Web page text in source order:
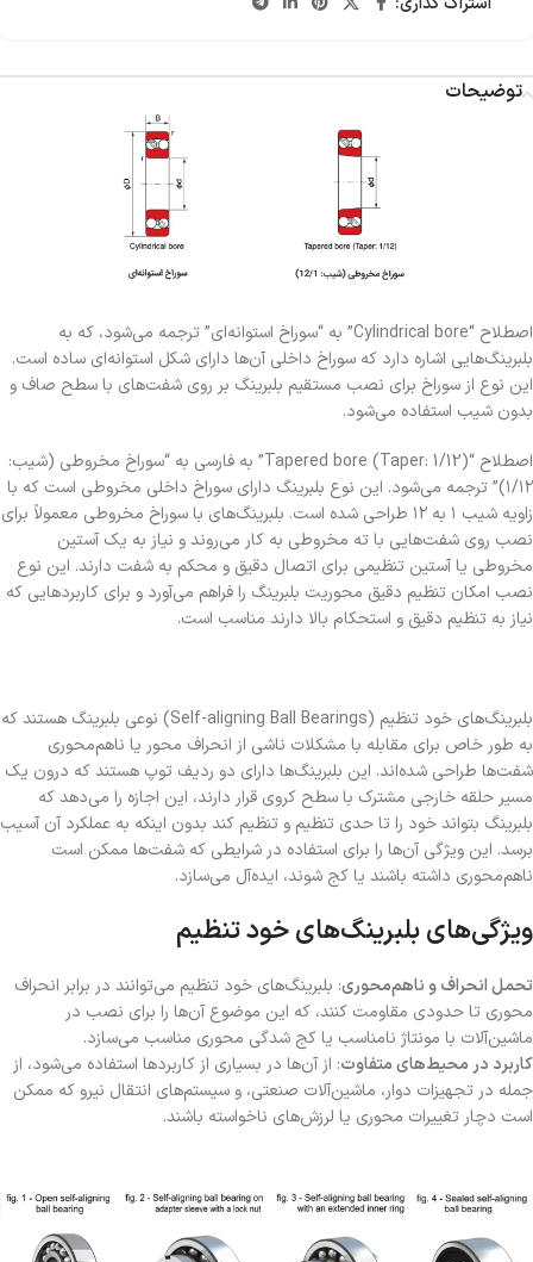
توضیحات
اصطلاح “Cylindrical bore” به “سوراخ استوانه‌ای” ترجمه می‌شود، که به
بلبرینگ‌هایی اشاره دارد که سوراخ داخلی آن‌ها دارای شکل استوانه‌ای ساده است.
این نوع از سوراخ برای نصب مستقیم بلبرینگ بر روی شفت‌های با سطح صاف و
بدون شیب استفاده می‌شود.
اصطلاح “Tapered bore (Taper: 1/12)” به فارسی به “سوراخ مخروطی (شیب:
۱/۱۲)” ترجمه می‌شود. این نوع بلبرینگ دارای سوراخ داخلی مخروطی است که با
زاویه شیب ۱ به ۱۲ طراحی شده است. بلبرینگ‌های با سوراخ مخروطی معمولاً برای
نصب روی شفت‌هایی با ته مخروطی به کار می‌روند و نیاز به یک آستین
مخروطی یا آستین تنظیمی برای اتصال دقیق و محکم به شفت دارند. این نوع
نصب امکان تنظیم دقیق محوریت بلبرینگ را فراهم می‌آورد و برای کاربردهایی که
نیاز به تنظیم دقیق و استحکام بالا دارند مناسب است.
بلبرینگ‌های خود تنظیم (Self-aligning Ball Bearings) نوعی بلبرینگ هستند که
به طور خاص برای مقابله با مشکلات ناشی از انحراف محور یا ناهم‌محوری
شفت‌ها طراحی شده‌اند. این بلبرینگ‌ها دارای دو ردیف توپ هستند که درون یک
مسیر حلقه خارجی مشترک با سطح کروی قرار دارند، این اجازه را می‌دهد که
بلبرینگ بتواند خود را تا حدی تنظیم و تنظیم کند بدون اینکه به عملکرد آن آسیب
برسد. این ویژگی آن‌ها را برای استفاده در شرایطی که شفت‌ها ممکن است
ناهم‌محوری داشته باشند یا کج شوند، ایده‌آل می‌سازد.
ویژگی‌های بلبرینگ‌های خود تنظیم
تحمل انحراف و ناهم‌محوری: بلبرینگ‌های خود تنظیم می‌توانند در برابر انحراف
محوری تا حدودی مقاومت کنند، که این موضوع آن‌ها را برای نصب در
ماشین‌آلات با مونتاژ نامناسب یا کج شدگی محوری مناسب می‌سازد.
کاربرد در محیط‌های متفاوت: از آن‌ها در بسیاری از کاربردها استفاده می‌شود، از
جمله در تجهیزات دوار، ماشین‌آلات صنعتی، و سیستم‌های انتقال نیرو که ممکن
است دچار تغییرات محوری یا لرزش‌های ناخواسته باشند.